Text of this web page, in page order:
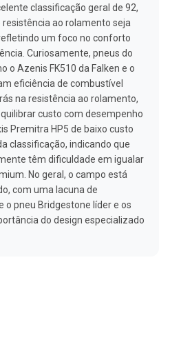
classificação geral de 92,
ao rolamento seja
um foco no conforto
Curiosamente, pneus do
o Azenis FK510 da Falken e o
eficiência de combustível
na resistência ao rolamento,
custo com desempenho
Premitra HP5 de baixo custo
classificação, indicando que
têm dificuldade em igualar
No geral, o campo está
com uma lacuna de
pneu Bridgestone líder e os
do design especializado